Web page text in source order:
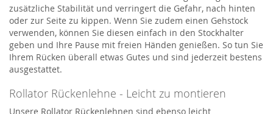
zusätzliche Stabilität und verringert die Gefahr, nach hinten
oder zur Seite zu kippen. Wenn Sie zudem einen Gehstock
verwenden, können Sie diesen einfach in den Stockhalter
geben und Ihre Pause mit freien Händen genießen. So tun Sie
Ihrem Rücken überall etwas Gutes und sind jederzeit bestens
ausgestattet.
Rollator Rückenlehne - Leicht zu montieren
Unsere Rollator Rückenlehnen sind ebenso leicht